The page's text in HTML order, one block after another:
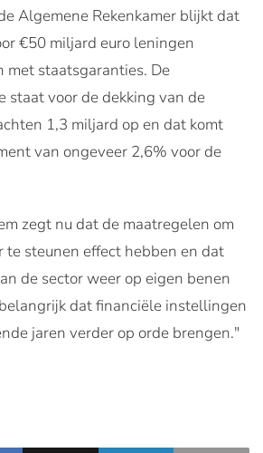
Algemene Rekenkamer blijkt dat
€50 miljard euro leningen
met staatsgaranties. De
staat voor de dekking van de
1,3 miljard op en dat komt
van ongeveer 2,6% voor de
zegt nu dat de maatregelen om
te steunen effect hebben en dat
de sector weer op eigen benen
dat financiële instellingen
jaren verder op orde brengen."